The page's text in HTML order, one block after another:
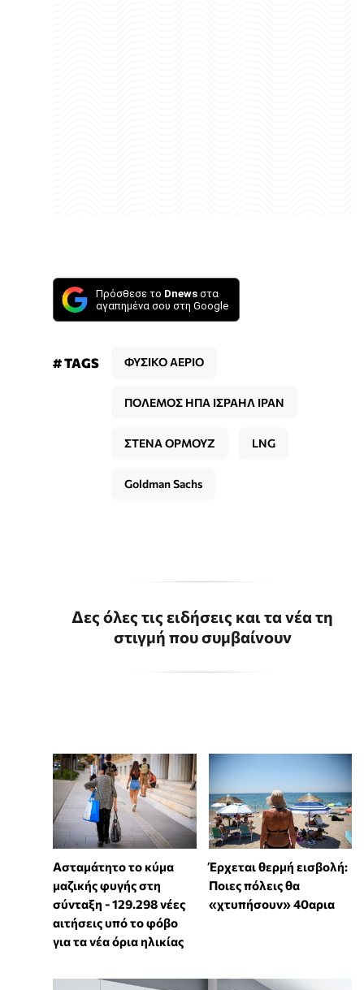
Πρόσθεσε το Dnews στα
αγαπημένα σου στη Google
# TAGS ΦΥΣΙΚΟ ΑΕΡΙΟ
ΠΟΛΕΜΟΣ ΗΠΑ ΙΣΡΑΗΛ ΙΡΑΝ
ΣΤΕΝΑ ΟΡΜΟΥΖ LNG
Goldman Sachs
Δες όλες τις ειδήσεις και τα νέα τη
στιγμή που συμβαίνουν
Ασταμάτητο το κύμα
μαζικής φυγής στη
σύνταξη - 129.298 νέες
αιτήσεις υπό το φόβο
για τα νέα όρια ηλικίας
Έρχεται θερμή εισβολή:
Ποιες πόλεις θα
«χτυπήσουν» 40αρια